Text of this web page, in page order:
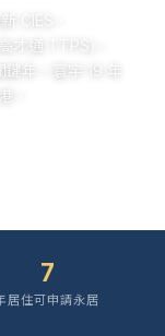
CIES，
才通 TTPS)，
年。寰宇 19 年
。
7
居住可申請永居